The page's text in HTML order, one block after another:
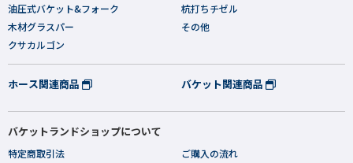
油圧式バケット&フォーク
木材グラスパー
クサカルゴン
杭打ちチゼル
その他
ホース関連商品 バケット関連商品
バケットランドショップについて
特定商取引法
ご購入の流れ